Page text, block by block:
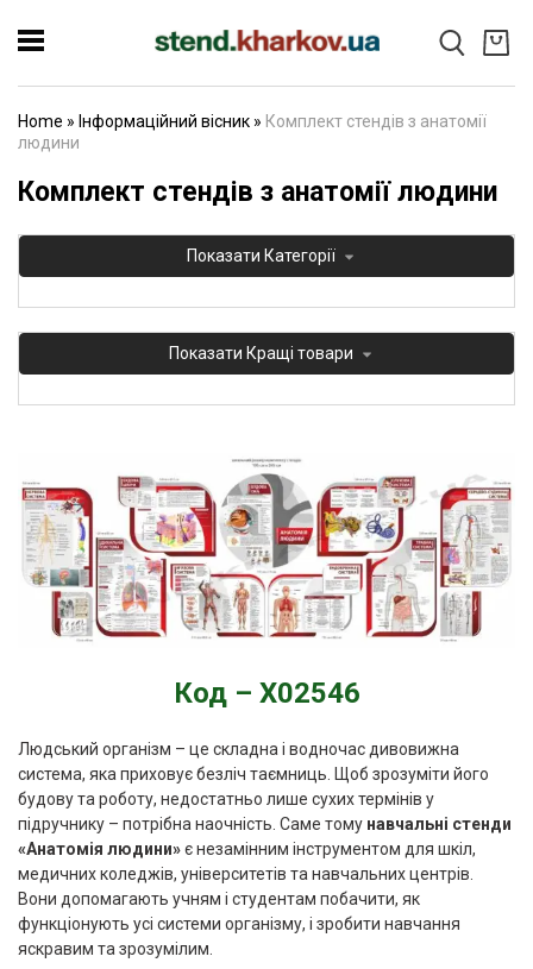
Home » Інформаційний вісник » Комплект стендів з анатомії
людини
Комплект стендів з анатомії людини
Показати Категорії
Показати Кращі товари
Код – Х02546
Людський організм – це складна і водночас дивовижна
система, яка приховує безліч таємниць. Щоб зрозуміти його
будову та роботу, недостатньо лише сухих термінів у
підручнику – потрібна наочність. Саме тому навчальні стенди
«Анатомія людини»є незамінним інструментом для шкіл,
медичних коледжів, університетів та навчальних центрів.
Вони допомагають учням і студентам побачити, як
функціонують усі системи організму, і зробити навчання
яскравим та зрозумілим.